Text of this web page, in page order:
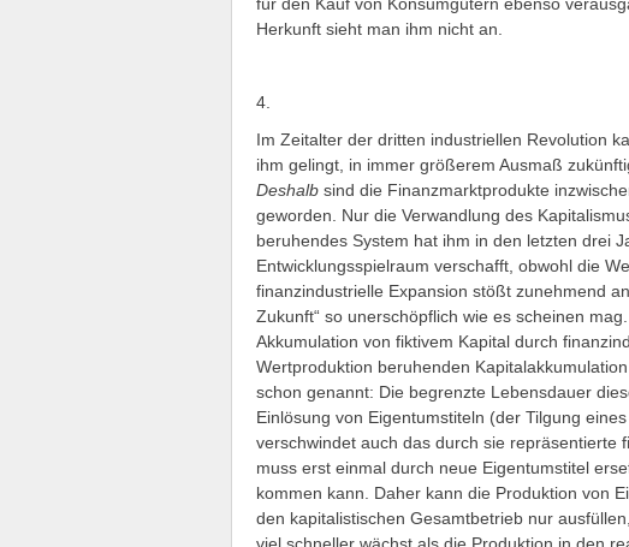
Herkunft sieht man ihm nicht an.
4.
Im Zeitalter der dritten industriellen Revolution
ihm gelingt, in immer größerem Ausmaß
Deshalb sind die Finanzmarktprodukte
geworden. Nur die Verwandlung des
beruhendes System hat ihm in den letzten drei
Entwicklungsspielraum verschafft, obwohl die
finanzindustrielle Expansion stößt zunehmend
Zukunft“ so unerschöpflich wie es scheinen
Akkumulation von fiktivem Kapital durch
Wertproduktion beruhenden
schon genannt: Die begrenzte Lebensdauer
Einlösung von Eigentumstiteln (der Tilgung
verschwindet auch das durch sie repräsentierte
muss erst einmal durch neue Eigentumstitel
kommen kann. Daher kann die Produktion von
den kapitalistischen Gesamtbetrieb nur